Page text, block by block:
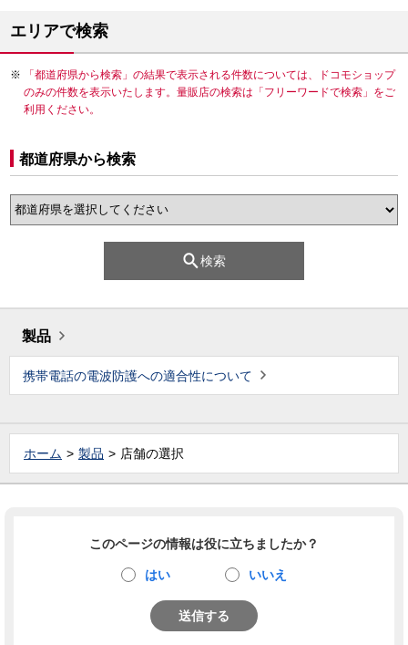
エリアで検索
「都道府県から検索」の結果で表示される件数については、ドコモショップ
のみの件数を表示いたします。量販店の検索は「フリーワードで検索」をご
利用ください。
都道府県から検索
検索
製品
携帯電話の電波防護への適合性について
ホーム 製品 店舗の選択
このページの情報は役に立ちましたか？
はい いいえ
送信する